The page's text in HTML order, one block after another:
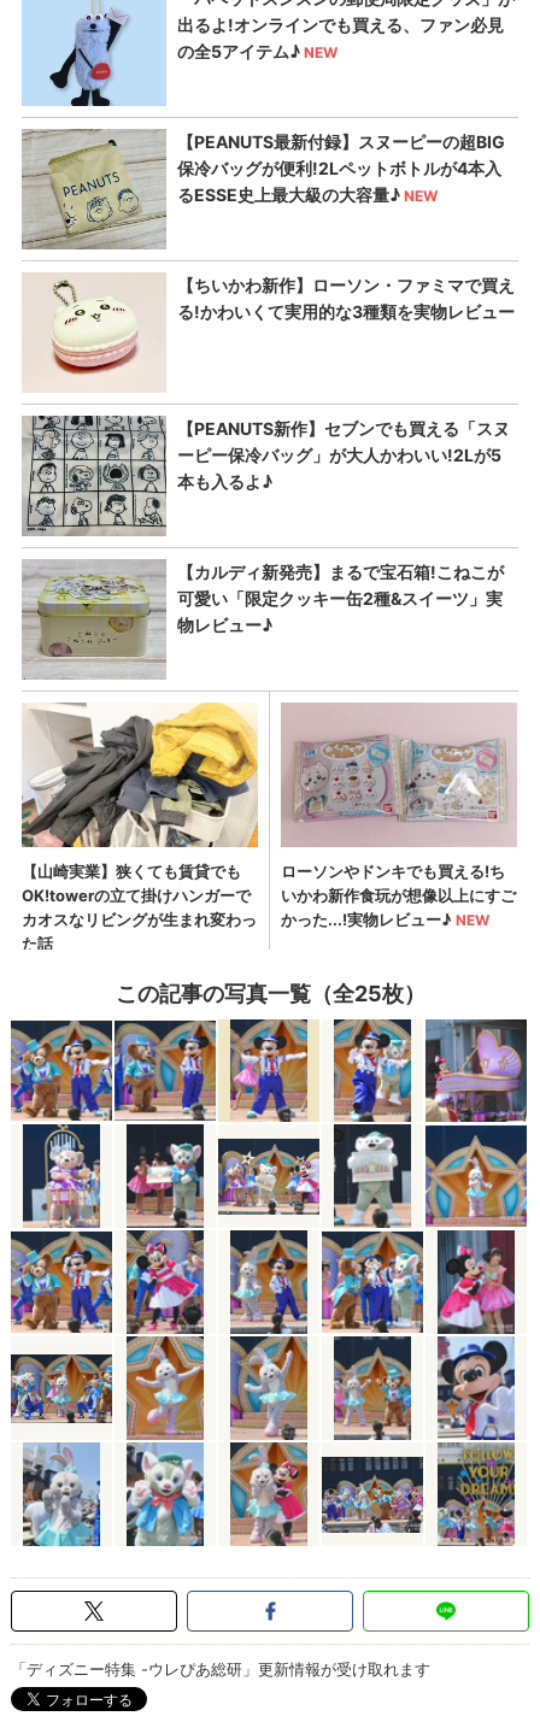
この記事の写真一覧（全25枚）
「ディズニー特集 -ウレぴあ総研」更新情報が受け取れます